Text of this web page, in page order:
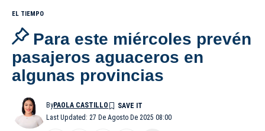
EL TIEMPO
Para este miércoles prevén
pasajeros aguaceros en
algunas provincias
Last Updated: 27 De Agosto De 2025 08:00
ByPAOLA CASTILLO